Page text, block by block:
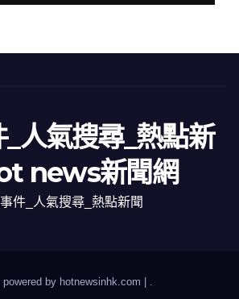
人氣搜尋_熱點新
news新聞網
件_人氣搜尋_熱點新聞
powered by hotnewsinhk.com |